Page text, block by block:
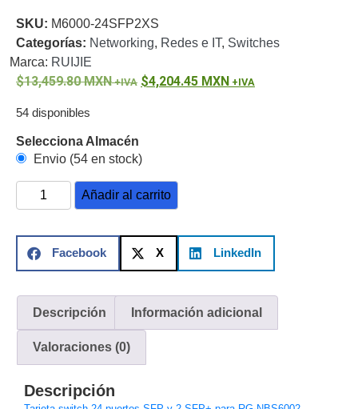
para
Cámaras Partes
o
Refacciones Probadores
de
de Video
Cables y
Conectores
Adaptador
RCAAudio
y
VideoCable
Coaxial y
Conectores
Cables
Armados -
CoaxialCategoría
ÓpticaPara
SKU: M6000-24SFP2XS
Categorías: Networking, Redes e IT, Switches
Marca: RUIJIE
13,459.80MXN 4,204.45 MXN
54 disponibles
Selecciona Almacén
Envio (54 en stock)
Añadir al carrito
Facebook X LinkedIn
Descripción Información adicional
Valoraciones (0)
Descripción